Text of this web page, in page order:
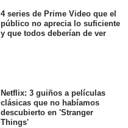
4 series de Prime Video que el
público no aprecia lo suficiente
y que todos deberían de ver
Netflix: 3 guiños a películas
clásicas que no habíamos
descubierto en 'Stranger
Things'